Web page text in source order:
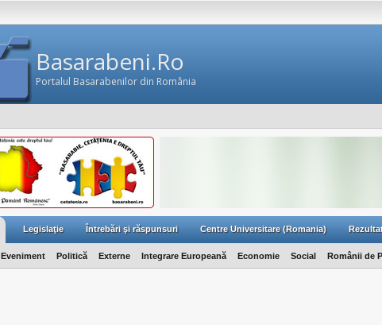
Basarabeni.Ro
Portalul Basarabenilor din România
Legislaţie Întrebări şi răspunsuri Centre Universitare (Romania)
Eveniment Politică Externe Integrare Europeană Economie Social Românii de